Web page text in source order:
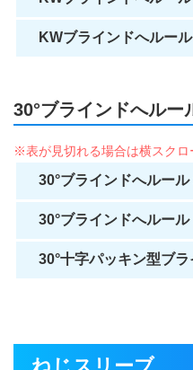
KWブラインドへルー
30°ブラインドへルー
30°ブラインドへルール
30°ブラインドへルール
30°十字パッキン型ブ